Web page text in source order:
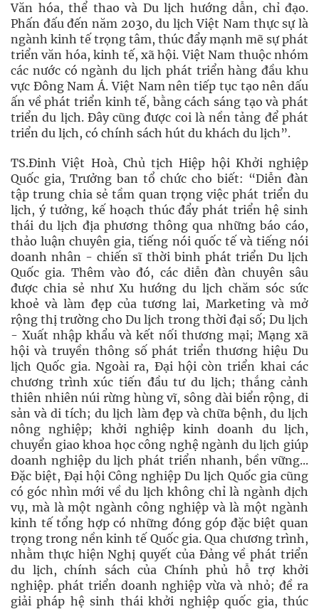
Văn hóa, thể thao và Du lịch hướng dẫn, chỉ đạo.
Phấn đấu đến năm 2030, du lịch Việt Nam thực sự là
ngành kinh tế trọng tâm, thúc đẩy mạnh mẽ sự phát
triển văn hóa, kinh tế, xã hội. Việt Nam thuộc nhóm
các nước có ngành du lịch phát triển hàng đầu khu
vực Đông Nam Á. Việt Nam nên tiếp tục tạo nên dấu
ấn về phát triển kinh tế, bằng cách sáng tạo và phát
triển du lịch. Đây cũng được coi là nền tảng để phát
triển du lịch, có chính sách hút du khách du lịch”.
TS.Đinh Việt Hoà, Chủ tịch Hiệp hội Khởi nghiệp
Quốc gia, Trưởng ban tổ chức cho biết: “Diễn đàn
tập trung chia sẻ tầm quan trọng việc phát triển du
lịch, ý tưởng, kế hoạch thúc đẩy phát triển hệ sinh
thái du lịch địa phương thông qua những báo cáo,
thảo luận chuyên gia, tiếng nói quốc tế và tiếng nói
doanh nhân - chiến sĩ thời binh phát triển Du lịch
Quốc gia. Thêm vào đó, các diễn đàn chuyên sâu
được chia sẻ như Xu hướng du lịch chăm sóc sức
khoẻ và làm đẹp của tương lai, Marketing và mở
rộng thị trường cho Du lịch trong thời đại số; Du lịch
- Xuất nhập khẩu và kết nối thương mại; Mạng xã
hội và truyền thông số phát triển thương hiệu Du
lịch Quốc gia. Ngoài ra, Đại hội còn triển khai các
chương trình xúc tiến đầu tư du lịch; thắng cảnh
thiên nhiên núi rừng hùng vĩ, sông dài biển rộng, di
sản và di tích; du lịch làm đẹp và chữa bệnh, du lịch
nông nghiệp; khởi nghiệp kinh doanh du lịch,
chuyển giao khoa học công nghệ ngành du lịch giúp
doanh nghiệp du lịch phát triển nhanh, bền vững...
Đặc biệt, Đại hội Công nghiệp Du lịch Quốc gia cũng
có góc nhìn mới về du lịch không chỉ là ngành dịch
vụ, mà là một ngành công nghiệp và là một ngành
kinh tế tổng hợp có những đóng góp đặc biệt quan
trọng trong nền kinh tế Quốc gia. Qua chương trình,
nhằm thực hiện Nghị quyết của Đảng về phát triển
du lịch, chính sách của Chính phủ hỗ trợ khởi
nghiệp. phát triển doanh nghiệp vừa và nhỏ; đề ra
giải pháp hệ sinh thái khởi nghiệp quốc gia, thúc